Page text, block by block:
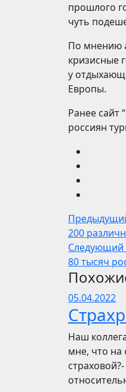
прошлого
чуть
По мнению
кризисные
у
Европы.
Ранее сайт
россиян
200
Следующий
80 тысяч
05.04.2022
Наш
мне, что на